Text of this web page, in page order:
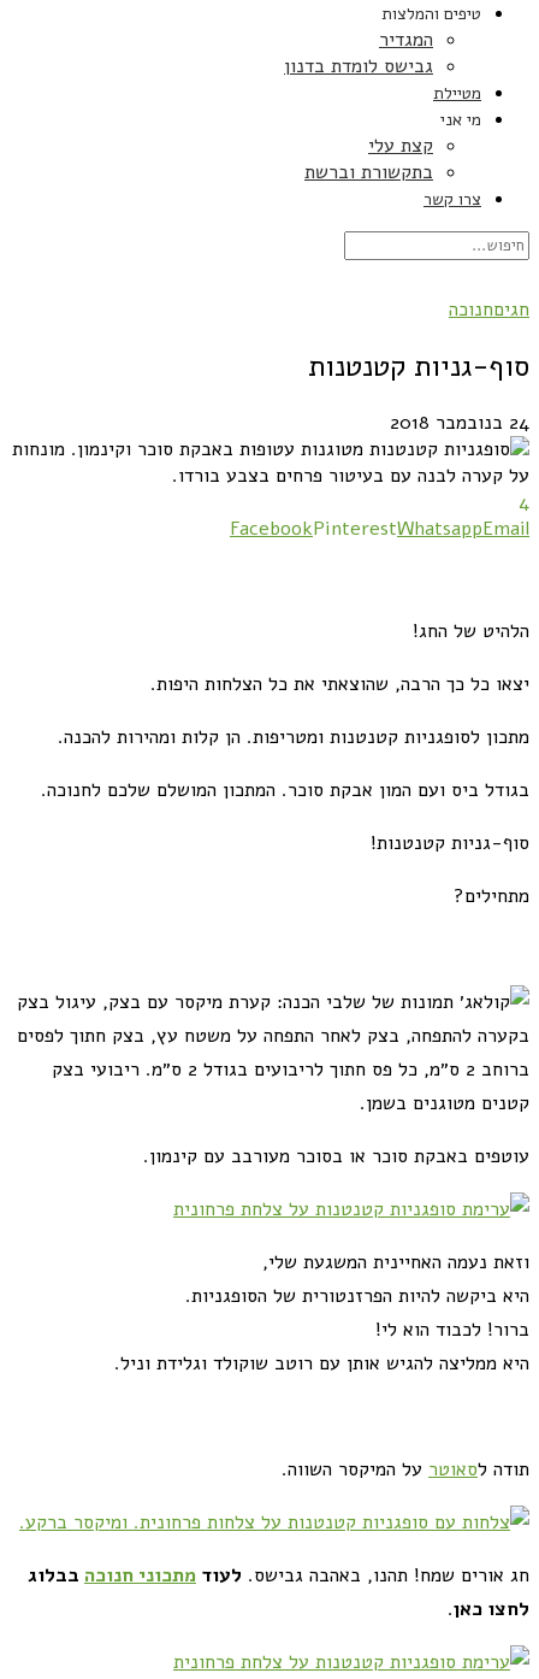
טיפים והמלצות
המגדיר
גבישס לומדת בדנון
מטיילת
מי אני
קצת עלי
בתקשורת וברשת
צרו קשר
חנוכה
גניות קטנטנות
FacebookPinterestWhatsapp
של החג!
כל כך הרבה, שהוצאתי את כל הצלחות היפות.
לסופגניות קטנטנות ומטריפות. הן קלות ומהירות להכנה.
ביס ועם המון אבקת סוכר. המתכון המושלם שלכם לחנוכה.
גניות קטנטנות!
באבקת סוכר או בסוכר מעורבב עם קינמון.
נעמה האחיינית המשגעת שלי,
ביקשה להיות הפרזנטורית של הסופגניות.
לכבוד הוא לי!
ממליצה להגיש אותן עם רוטב שוקולד וגלידת וניל.
לסאוטרעל המיקסר השווה.
שמח! תהנו, באהבה גבישס.לעודמתכוני חנוכהבבלוג
כאן .